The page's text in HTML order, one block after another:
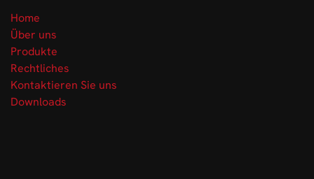
Home
Über uns
Produkte
Rechtliches
Kontaktieren Sie uns
Downloads